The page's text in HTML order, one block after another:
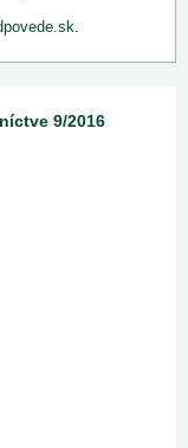
9/2016